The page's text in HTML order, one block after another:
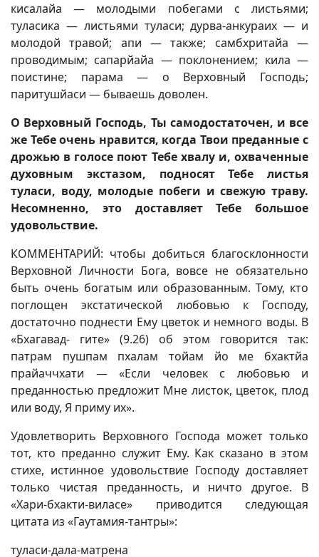
кисалайа — молодыми побегами с листьями;
туласика — листьями туласи; дурва-анкураих — и
молодой травой; апи — также; самбхритайа —
проводимым; сапарйайа — поклонением; кила —
поистине; парама — о Верховный Господь;
паритушйаси — бываешь доволен.
О Верховный Господь, Ты самодостаточен, и все
же Тебе очень нравится, когда Твои преданные с
дрожью в голосе поют Тебе хвалу и, охваченные
духовным экстазом, подносят Тебе листья
туласи, воду, молодые побеги и свежую траву.
Несомненно, это доставляет Тебе большое
удовольствие.
КОММЕНТАРИЙ: чтобы добиться благосклонности
Верховной Личности Бога, вовсе не обязательно
быть очень богатым или образованным. Тому, кто
поглощен экстатической любовью к Господу,
достаточно поднести Ему цветок и немного воды. В
«Бхагавад- гите» (9.26) об этом говорится так:
патрам пушпам пхалам тойам йо ме бхактйа
прайаччхати — «Если человек с любовью и
преданностью предложит Мне листок, цветок, плод
или воду, Я приму их».
Удовлетворить Верховного Господа может только
тот, кто преданно служит Ему. Как сказано в этом
стихе, истинное удовольствие Господу доставляет
только чистая преданность, и ничто другое. В
«Хари-бхакти-виласе» приводится следующая
цитата из «Гаутамия-тантры»:
туласи-дала-матрена